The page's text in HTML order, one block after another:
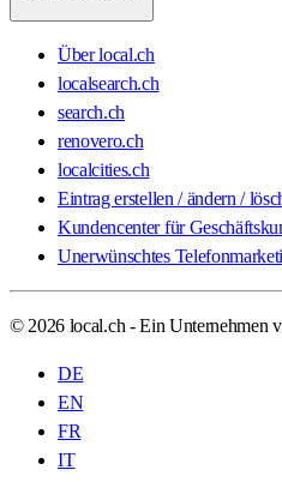
Über local.ch
localsearch.ch
search.ch
renovero.ch
localcities.ch
Eintrag erstellen / ändern /
Kundencenter für
Unerwünschtes
© 2026 local.ch - Ein Unternehmen
DE
EN
FR
IT